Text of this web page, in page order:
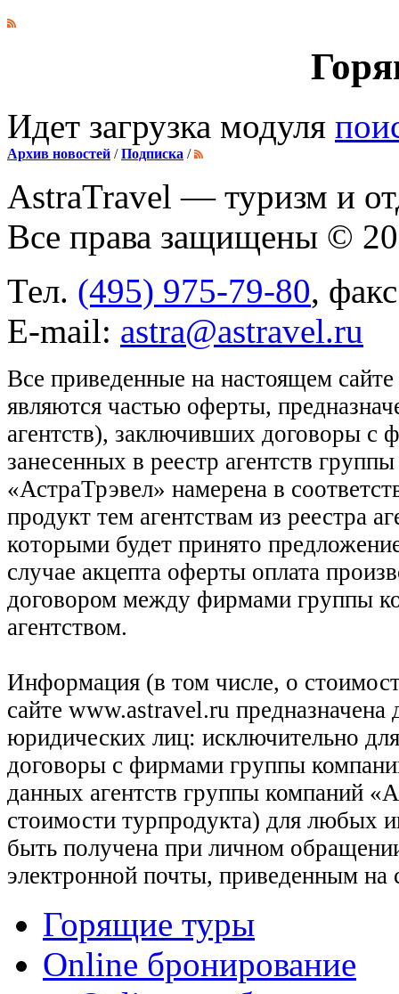
Идет загрузка модуля
Архив новостей /Подписка /
AstraTravel — туризм и
Все права защищены ©
Тел. (495) 975-79-80,
E-mail: astra@astravel.ru
Все приведенные на настоящем
являются частью оферты,
агентств), заключивших договоры
занесенных в реестр агентств
«АстраТрэвел» намерена в
продукт тем агентствам из реестра
которыми будет принято
случае акцепта оферты оплата
договором между фирмами группы
агентством.
Информация (в том числе, о
сайте www.astravel.ru предназначена
юридических лиц: исключительно
договоры с фирмами группы
данных агентств группы компаний
стоимости турпродукта) для любых
быть получена при личном
электронной почты, приведенным на
Горящие туры
Online бронирование